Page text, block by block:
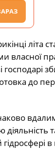
літа
власної
господарі
до
в